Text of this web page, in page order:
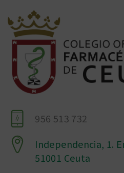
956 513 732
Independencia, 1.
51001 Ceuta